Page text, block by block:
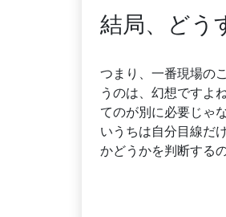
結局、どう
つまり、一番現場の
うのは、幻想ですよ
てのが別に必要じゃ
いうちは自分目線だ
かどうかを判断する